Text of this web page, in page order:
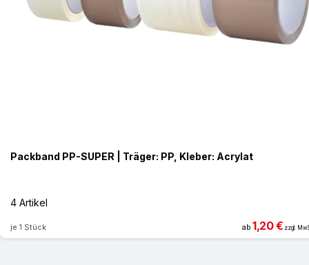
Packband PP-SUPER | Träger: PP, Kleber: Acrylat
4 Artikel
je 1 Stück ab 1,20 € zzgl.